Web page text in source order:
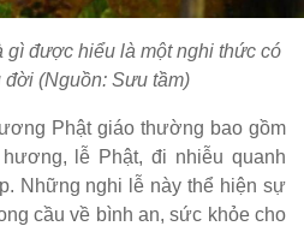
được hiểu là một nghi thức có
đời (Nguồn: Sưu tầm)
Phật giáo thường bao gồm
lễ Phật, đi nhiễu quanh
Những nghi lễ này thể hiện sự
cầu về bình an, sức khỏe cho